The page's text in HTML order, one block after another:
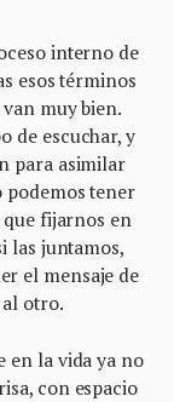
interno de
esos términos
muy bien.
de escuchar, y
para asimilar
podemos tener
que fijarnos en
las juntamos,
el mensaje de
otro.
en la vida ya no
con espacio